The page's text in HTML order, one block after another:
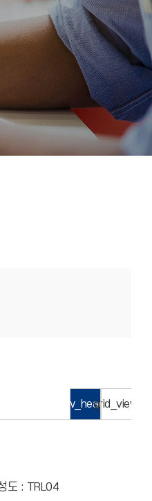
view_headline
grid_view
도 : TRL04